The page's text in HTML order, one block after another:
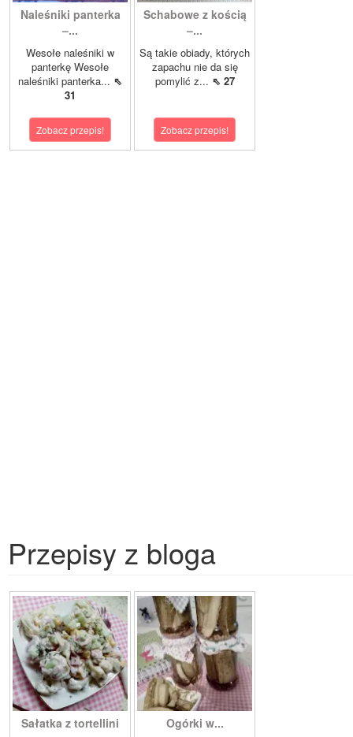
Naleśniki panterka
–...
Wesołe naleśniki w
panterkę Wesołe
naleśniki panterka... ⇖
31
Zobacz przepis!
Schabowe z kością
–...
Są takie obiady, których
zapachu nie da się
pomylić z... ⇖ 27
Zobacz przepis!
Przepisy z bloga
Sałatka z tortellini Ogórki w...